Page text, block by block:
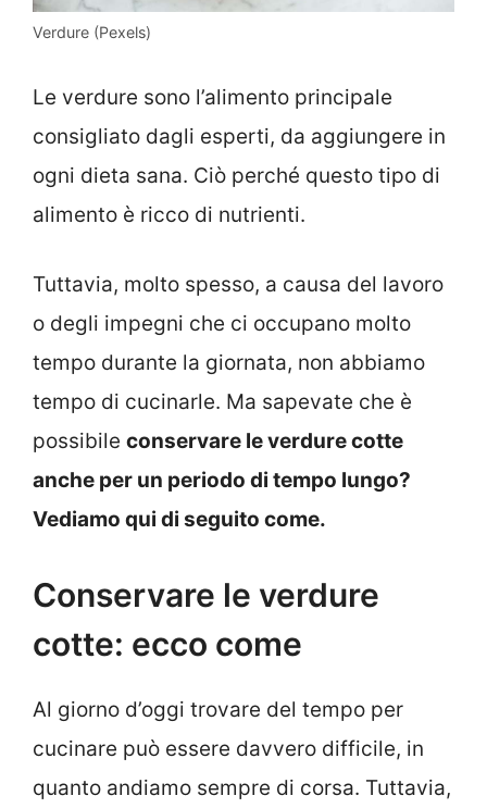
Verdure (Pexels)
Le verdure sono l’alimento principale
consigliato dagli esperti, da aggiungere in
ogni dieta sana. Ciò perché questo tipo di
alimento è ricco di nutrienti.
Tuttavia, molto spesso, a causa del lavoro
o degli impegni che ci occupano molto
tempo durante la giornata, non abbiamo
tempo di cucinarle. Ma sapevate che è
possibile conservare le verdure cotte
anche per un periodo di tempo lungo?
Vediamo qui di seguito come.
Conservare le verdure
cotte: ecco come
Al giorno d’oggi trovare del tempo per
cucinare può essere davvero difficile, in
quanto andiamo sempre di corsa. Tuttavia,